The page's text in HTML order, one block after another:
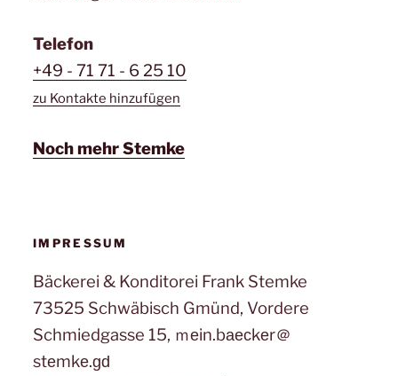
Telefon
+49 - 71 71 - 6 25 10
zu Kontakte hinzufügen
Noch mehr Stemke
IMPRESSUM
Bäckerei & Konditorei Frank Stemke
73525 Schwäbisch Gmünd, Vordere
Schmiedgasse 15, ｍеin.bаеϲkеr＠
stеmkе.ɡԁ